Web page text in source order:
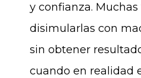
y confianza.
disimularlas con
sin obtener
cuando en realidad